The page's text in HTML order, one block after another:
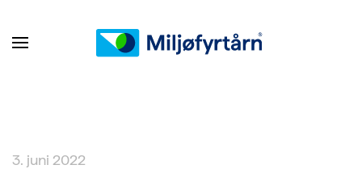
3. juni 2022